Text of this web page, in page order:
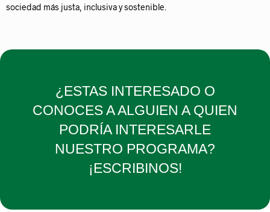
sociedad más justa, inclusiva y sostenible.
¿ESTAS INTERESADO O
CONOCES A ALGUIEN A QUIEN
PODRÍA INTERESARLE
NUESTRO PROGRAMA?
¡ESCRIBINOS!